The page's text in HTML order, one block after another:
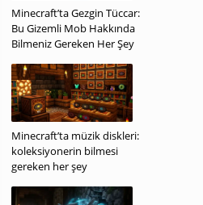
Minecraft’ta Gezgin Tüccar:
Bu Gizemli Mob Hakkında
Bilmeniz Gereken Her Şey
Minecraft’ta müzik diskleri:
koleksiyonerin bilmesi
gereken her şey